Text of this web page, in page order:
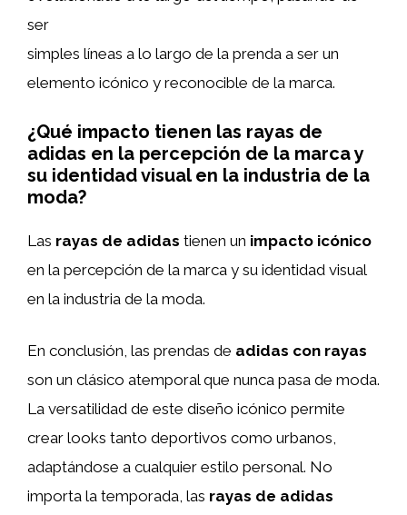
ser
simples líneas a lo largo de la prenda a ser un
elemento icónico y reconocible de la marca.
¿Qué impacto tienen las rayas de
adidas en la percepción de la marca y
su identidad visual en la industria de la
moda?
Las rayas de adidas tienen un impacto icónico
en la percepción de la marca y su identidad visual
en la industria de la moda.
En conclusión, las prendas de adidas con rayas
son un clásico atemporal que nunca pasa de moda.
La versatilidad de este diseño icónico permite
crear looks tanto deportivos como urbanos,
adaptándose a cualquier estilo personal. No
importa la temporada, las rayas de adidas